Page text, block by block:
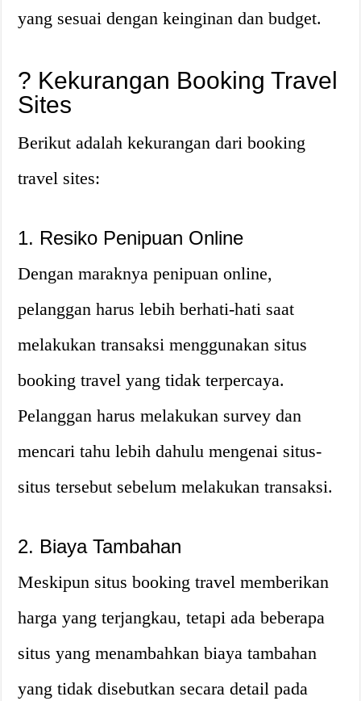
yang sesuai dengan keinginan dan budget.
? Kekurangan Booking Travel
Sites
Berikut adalah kekurangan dari booking
travel sites:
1. Resiko Penipuan Online
Dengan maraknya penipuan online,
pelanggan harus lebih berhati-hati saat
melakukan transaksi menggunakan situs
booking travel yang tidak terpercaya.
Pelanggan harus melakukan survey dan
mencari tahu lebih dahulu mengenai situs-
situs tersebut sebelum melakukan transaksi.
2. Biaya Tambahan
Meskipun situs booking travel memberikan
harga yang terjangkau, tetapi ada beberapa
situs yang menambahkan biaya tambahan
yang tidak disebutkan secara detail pada